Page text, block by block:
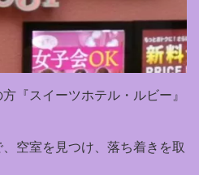
『スイーツホテル・ルビー』
空室を見つけ、落ち着きを取